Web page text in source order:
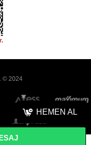
HEMEN AL
© 2024